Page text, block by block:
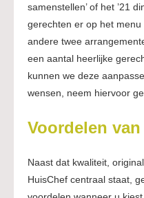
samenstellen’ of het ’21
gerechten er op het
andere twee
een aantal heerlijke
kunnen we deze
wensen, neem hiervoor
Voordelen
Naast dat kwaliteit,
HuisChef centraal staat,